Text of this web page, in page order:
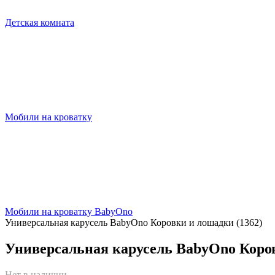
Детская комната
Мобили на кроватку
Мобили на кроватку BabyOno
Универсальная карусель BabyOno Коровки и лошадки (1362)
Универсальная карусель BabyOno